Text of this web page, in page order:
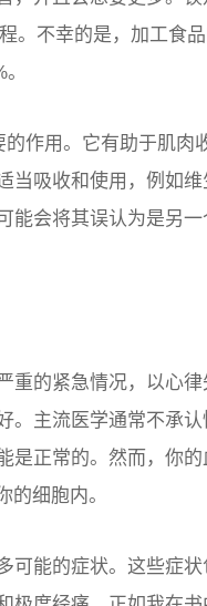
。不幸的是，加工食
作用。它有助于肌肉
当吸收和使用，例如
能会将其误认为是另
的紧急情况，以心律
主流医学通常不承认
是正常的。然而，你
细胞内。
可能的症状。这些症